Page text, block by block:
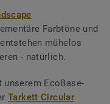
Farbtöne und
mühelos
- natürlich.
EcoBase-
Tarkett Circular